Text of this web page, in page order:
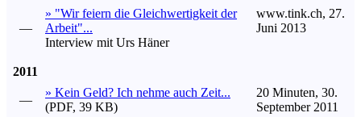
—
» "Wir feiern die Gleichwertigkeit der
Arbeit"...
Interview mit Urs Häner
www.tink.ch, 27.
Juni 2013
2011
—
» Kein Geld? Ich nehme auch Zeit...
(PDF, 39 KB)
20 Minuten, 30.
September 2011